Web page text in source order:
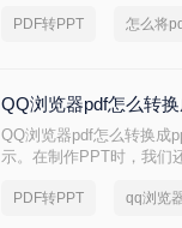
PDF转PPT
QQ浏览器pdf怎么转
QQ浏览器pdf怎么转换成
示。在制作PPT时，我们
PDF转PPT qq浏览